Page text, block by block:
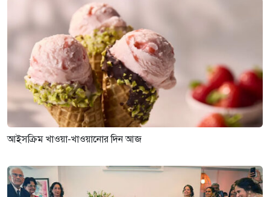
আইসক্রিম খাওয়া-খাওয়ানোর দিন আজ